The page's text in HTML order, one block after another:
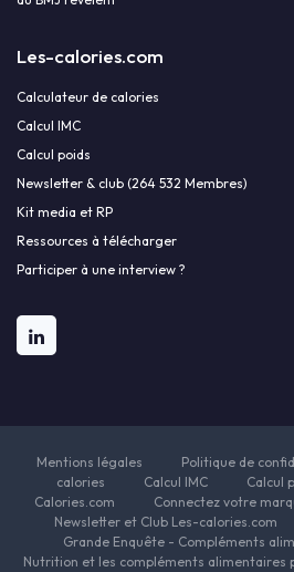
Les-calories.com
Calculateur de calories
Calcul IMC
Calcul poids
Newsletter & club (264 532 Membres)
Kit media et RP
Ressources à télécharger
Participer à une interview ?
Mentions légales Politique de
calories
Calcul IMC Calcul
Calories.com
Connectez votre
Newsletter et Club Les-calories.com
Grande Enquête - Compléments
Nutrition et les compléments alimentaires